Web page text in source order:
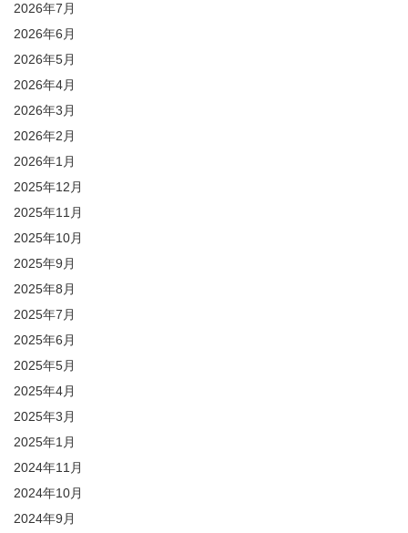
2026年7月
2026年6月
2026年5月
2026年4月
2026年3月
2026年2月
2026年1月
2025年12月
2025年11月
2025年10月
2025年9月
2025年8月
2025年7月
2025年6月
2025年5月
2025年4月
2025年3月
2025年1月
2024年11月
2024年10月
2024年9月